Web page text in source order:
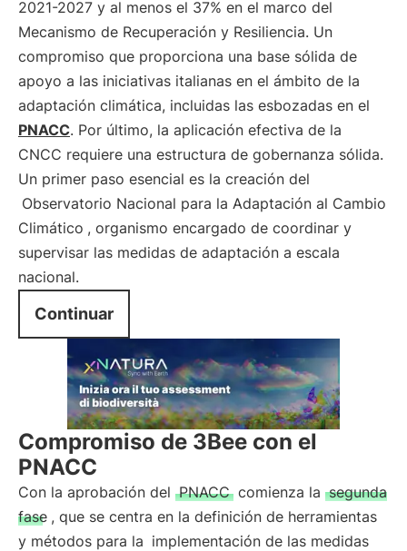
2021-2027 y al menos el 37% en el marco del
Mecanismo de Recuperación y Resiliencia. Un
compromiso que proporciona una base sólida de
apoyo a las iniciativas italianas en el ámbito de la
adaptación climática, incluidas las esbozadas en el
PNACC. Por último, la aplicación efectiva de la
CNCC requiere una estructura de gobernanza sólida.
Un primer paso esencial es la creación del
Observatorio Nacional para la Adaptación al Cambio
Climático , organismo encargado de coordinar y
supervisar las medidas de adaptación a escala
nacional.
Continuar
Compromiso de 3Bee con el
PNACC
Con la aprobación del PNACC comienza la segunda
fase , que se centra en la definición de herramientas
y métodos para la implementación de las medidas